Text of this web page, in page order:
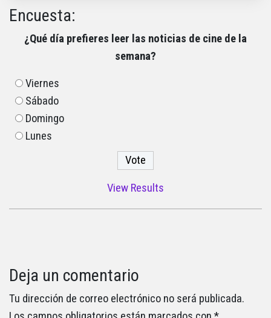
Encuesta:
¿Qué día prefieres leer las noticias de cine de la
semana?
Viernes
Sábado
Domingo
Lunes
View Results
Deja un comentario
Tu dirección de correo electrónico no será publicada.